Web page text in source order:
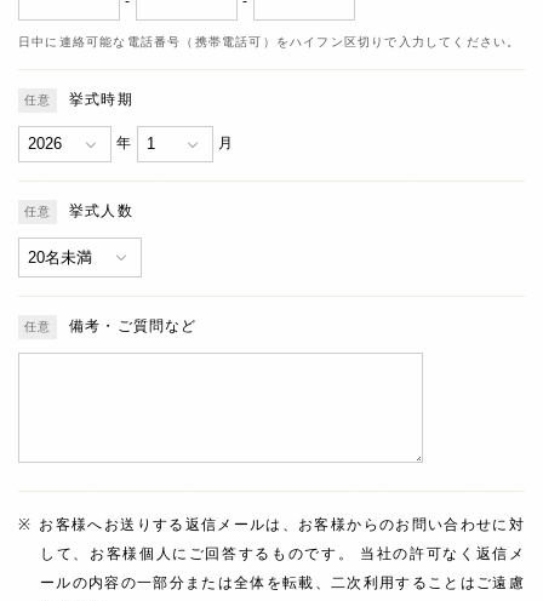
日中に連絡可能な電話番号（携帯電話可）をハイフン区切りで入力してください。
挙式時期
年 月
挙式人数
備考・ご質問など
お客様へお送りする返信メールは、お客様からのお問い合わせに対
して、お客様個人にご回答するものです。 当社の許可なく返信メ
ールの内容の一部分または全体を転載、二次利用することはご遠慮